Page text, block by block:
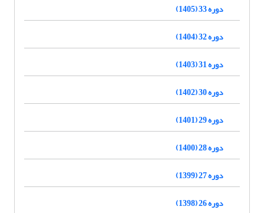
دوره 33 (1405)
دوره 32 (1404)
دوره 31 (1403)
دوره 30 (1402)
دوره 29 (1401)
دوره 28 (1400)
دوره 27 (1399)
دوره 26 (1398)